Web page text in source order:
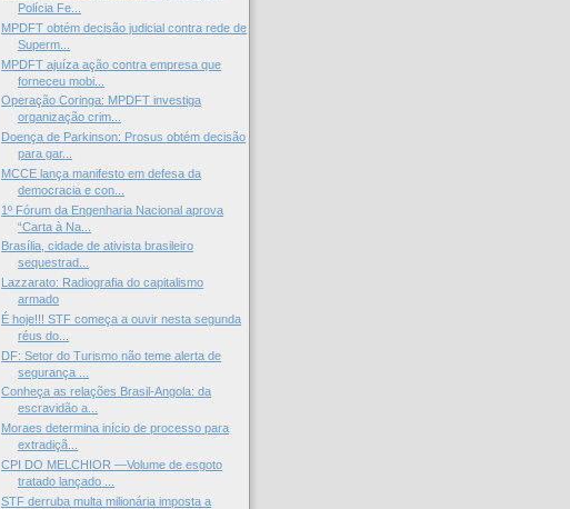
Polícia Fe...
MPDFT obtém decisão judicial contra rede de
Superm...
MPDFT ajuíza ação contra empresa que
forneceu mobi...
Operação Coringa: MPDFT investiga
organização crim...
Doença de Parkinson: Prosus obtém decisão
para gar...
MCCE lança manifesto em defesa da
democracia e con...
1º Fórum da Engenharia Nacional aprova
“Carta à Na...
Brasília, cidade de ativista brasileiro
sequestrad...
Lazzarato: Radiografia do capitalismo
armado
É hoje!!! STF começa a ouvir nesta segunda
réus do...
DF: Setor do Turismo não teme alerta de
segurança ...
Conheça as relações Brasil-Angola: da
escravidão a...
Moraes determina início de processo para
extradiçã...
CPI DO MELCHIOR —Volume de esgoto
tratado lançado ...
STF derruba multa milionária imposta a